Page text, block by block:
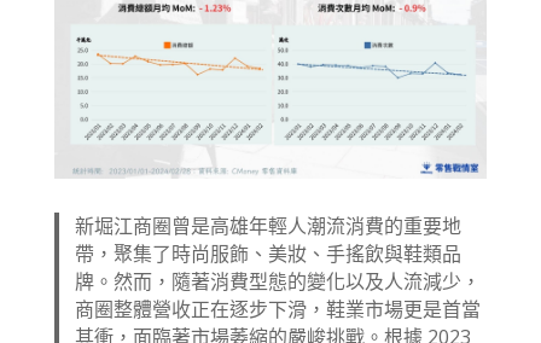
新堀江商圈曾是高雄年輕人潮流消費的重要地
帶，聚集了時尚服飾、美妝、手搖飲與鞋類品
牌。然而，隨著消費型態的變化以及人流減少，
商圈整體營收正在逐步下滑，鞋業市場更是首當
其衝，面臨著市場萎縮的嚴峻挑戰。根據 2023